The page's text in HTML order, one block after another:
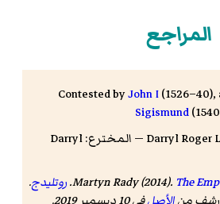
المراجع
Contested byJohn I(1526–40),
Sigismund
المؤلف: Darryl Roger Lundy — المخترع: Darryl
Martyn Rady (2014). The
.روتليدج.